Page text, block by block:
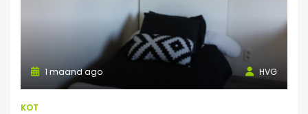
HVG
1 maand ago
KOT